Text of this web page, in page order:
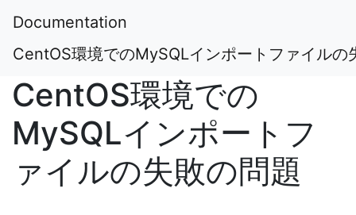
Documentation
CentOS環境でのMySQLインポートファイルの
CentOS環境での
MySQLインポートフ
ァイルの失敗の問題